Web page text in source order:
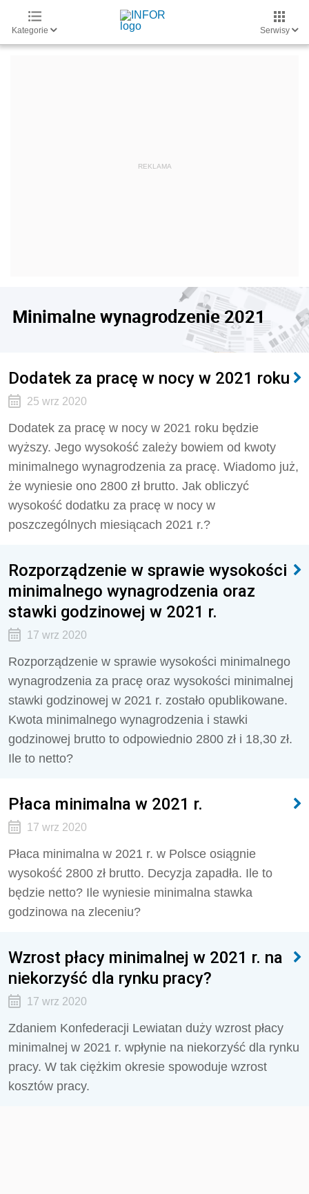
Kategorie Serwisy
Minimalne wynagrodzenie 2021
Dodatek za pracę w nocy w 2021 roku
25 wrz 2020
Dodatek za pracę w nocy w 2021 roku będzie
wyższy. Jego wysokość zależy bowiem od kwoty
minimalnego wynagrodzenia za pracę. Wiadomo już,
że wyniesie ono 2800 zł brutto. Jak obliczyć
wysokość dodatku za pracę w nocy w
poszczególnych miesiącach 2021 r.?
Rozporządzenie w sprawie wysokości
minimalnego wynagrodzenia oraz
stawki godzinowej w 2021 r.
17 wrz 2020
Rozporządzenie w sprawie wysokości minimalnego
wynagrodzenia za pracę oraz wysokości minimalnej
stawki godzinowej w 2021 r. zostało opublikowane.
Kwota minimalnego wynagrodzenia i stawki
godzinowej brutto to odpowiednio 2800 zł i 18,30 zł.
Ile to netto?
Płaca minimalna w 2021 r.
17 wrz 2020
Płaca minimalna w 2021 r. w Polsce osiągnie
wysokość 2800 zł brutto. Decyzja zapadła. Ile to
będzie netto? Ile wyniesie minimalna stawka
godzinowa na zleceniu?
Wzrost płacy minimalnej w 2021 r. na
niekorzyść dla rynku pracy?
17 wrz 2020
Zdaniem Konfederacji Lewiatan duży wzrost płacy
minimalnej w 2021 r. wpłynie na niekorzyść dla rynku
pracy. W tak ciężkim okresie spowoduje wzrost
kosztów pracy.